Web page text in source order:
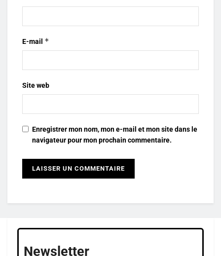
E-mail *
Site web
Enregistrer mon nom, mon e-mail et mon site dans le
navigateur pour mon prochain commentaire.
Newsletter